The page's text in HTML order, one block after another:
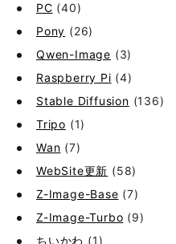
PC (40)
Pony (26)
Qwen-Image (3)
Raspberry Pi (4)
Stable Diffusion (136)
Tripo (1)
Wan (7)
WebSite更新 (58)
Z-Image-Base (7)
Z-Image-Turbo (9)
ちいかわ (1)